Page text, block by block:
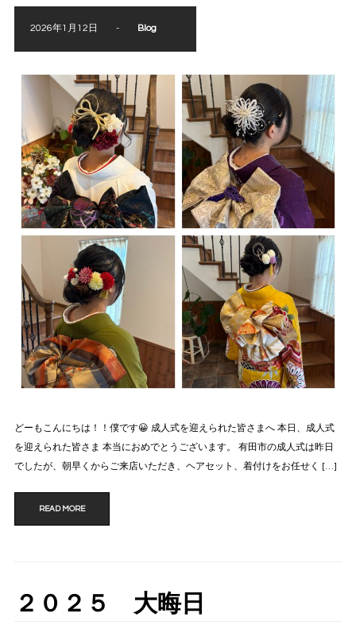
2026年1月12日 - Blog
どーもこんにちは！！僕です😀 成人式を迎えられた皆さまへ 本日、成人式
を迎えられた皆さま 本当におめでとうございます。 有田市の成人式は昨日
でしたが、朝早くからご来店いただき、ヘアセット、着付けをお任せく […]
READ MORE
２０２５ 大晦日